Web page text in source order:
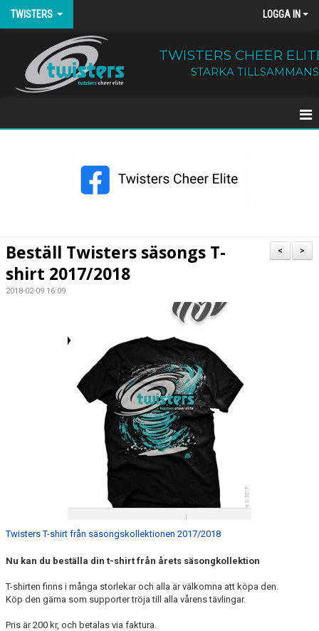
TWISTERS LOGGA IN
TWISTERS CHEER
STARKA TILLSAMMANS
KALENDER
TWIST CHEER COMP
>
<
Beställ Twisters säsongs T-
shirt 2017/2018
2018-02-09 16:09
Twisters T-shirt från säsongskollektionen 2017/2018
Nu kan du beställa din t-shirt från årets säsongkollektion
T-shirten finns i många storlekar och alla är välkomna att köpa den.
Köp den gärna som supporter tröja till alla vårens tävlingar.
Pris är 200 kr, och betalas via faktura.